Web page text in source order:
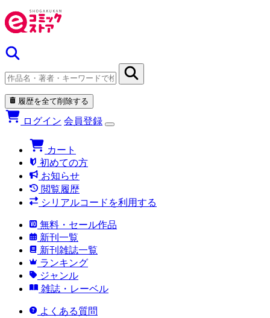
履歴を全て削除する
ログイン 会員登録
カート
初めての方
お知らせ
閲覧履歴
シリアルコードを利用する
無料・セール作品
新刊一覧
新刊雑誌一覧
ランキング
ジャンル
雑誌・レーベル
よくある質問